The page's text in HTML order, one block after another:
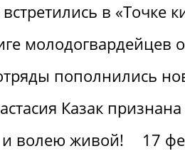
в «Точке
молодогвардейцев
пополнились
Казак
волею живой!
17